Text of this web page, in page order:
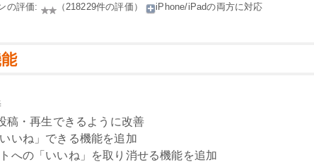
の評価:
（218229件の評価） iPhone/iPadの両方に対応
稿・再生できるように改善
いね」できる機能を追加
への「いいね」を取り消せる機能を追加